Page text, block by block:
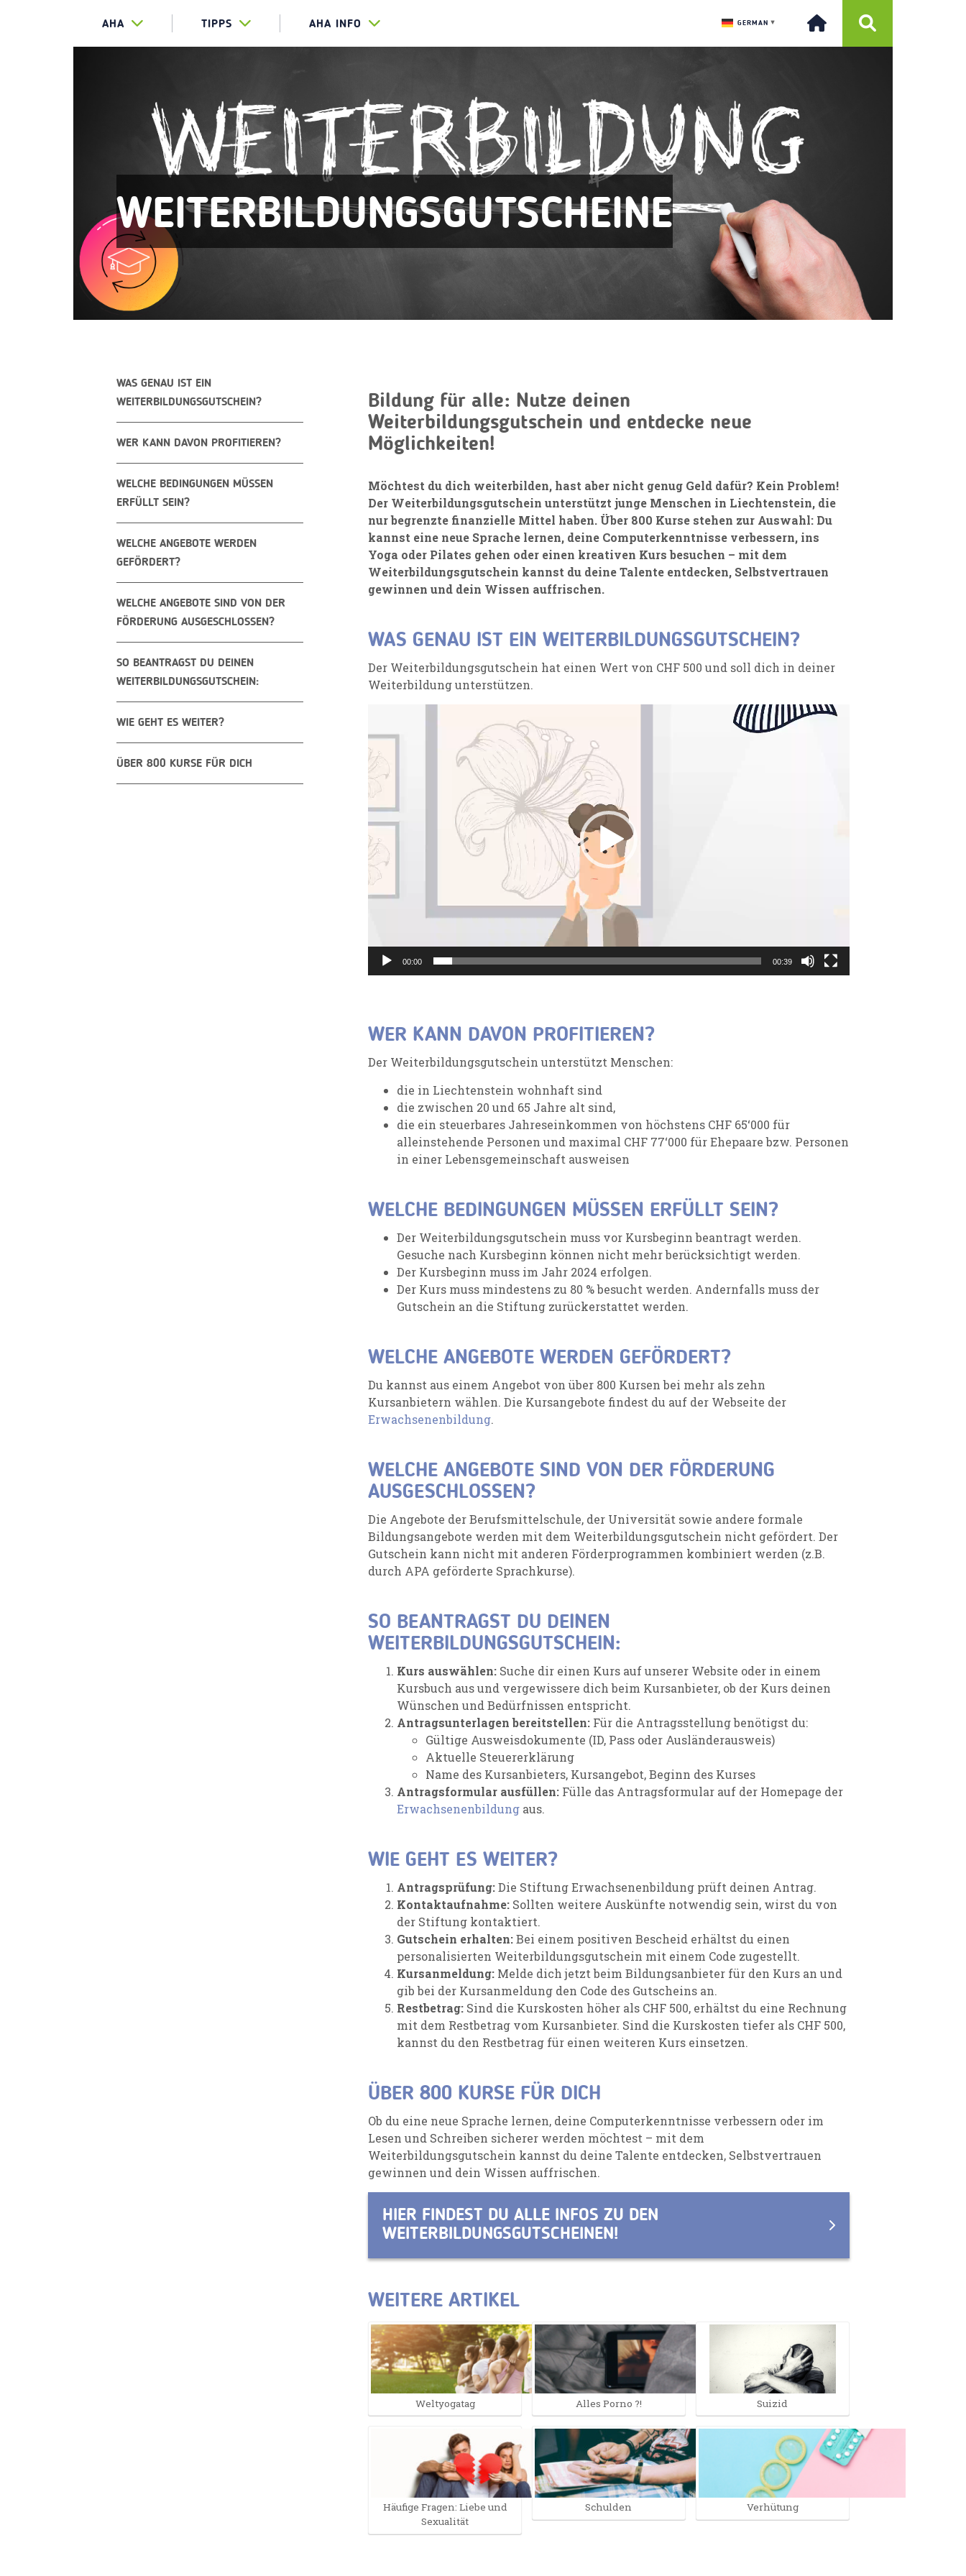
AHA TIPPS AHA INFO GERMAN ▼
WEITERBILDUNGSGUTSCHEINE
WAS GENAU IST EIN
WEITERBILDUNGSGUTSCHEIN?
WER KANN DAVON PROFITIEREN?
WELCHE BEDINGUNGEN MÜSSEN
ERFÜLLT SEIN?
WELCHE ANGEBOTE WERDEN
GEFÖRDERT?
WELCHE ANGEBOTE SIND VON DER
FÖRDERUNG AUSGESCHLOSSEN?
SO BEANTRAGST DU DEINEN
WEITERBILDUNGSGUTSCHEIN:
WIE GEHT ES WEITER?
ÜBER 800 KURSE FÜR DICH
Bildung für alle: Nutze deinen
Weiterbildungsgutschein und entdecke neue
Möglichkeiten!
Möchtest du dich weiterbilden, hast aber nicht genug Geld dafür? Kein Problem!
Der Weiterbildungsgutschein unterstützt junge Menschen in Liechtenstein, die
nur begrenzte finanzielle Mittel haben. Über 800 Kurse stehen zur Auswahl: Du
kannst eine neue Sprache lernen, deine Computerkenntnisse verbessern, ins
Yoga oder Pilates gehen oder einen kreativen Kurs besuchen – mit dem
Weiterbildungsgutschein kannst du deine Talente entdecken, Selbstvertrauen
gewinnen und dein Wissen auffrischen.
WAS GENAU IST EIN WEITERBILDUNGSGUTSCHEIN?
Der Weiterbildungsgutschein hat einen Wert von CHF 500 und soll dich in deiner
Weiterbildung unterstützen.
00:00 00:39
WER KANN DAVON PROFITIEREN?
Der Weiterbildungsgutschein unterstützt Menschen:
die in Liechtenstein wohnhaft sind
die zwischen 20 und 65 Jahre alt sind,
die ein steuerbares Jahreseinkommen von höchstens CHF 65‘000 für
alleinstehende Personen und maximal CHF 77‘000 für Ehepaare bzw. Personen
in einer Lebensgemeinschaft ausweisen
WELCHE BEDINGUNGEN MÜSSEN ERFÜLLT SEIN?
Der Weiterbildungsgutschein muss vor Kursbeginn beantragt werden.
Gesuche nach Kursbeginn können nicht mehr berücksichtigt werden.
Der Kursbeginn muss im Jahr 2024 erfolgen.
Der Kurs muss mindestens zu 80 % besucht werden. Andernfalls muss der
Gutschein an die Stiftung zurückerstattet werden.
WELCHE ANGEBOTE WERDEN GEFÖRDERT?
Du kannst aus einem Angebot von über 800 Kursen bei mehr als zehn
Kursanbietern wählen. Die Kursangebote findest du auf der Webseite der
Erwachsenenbildung.
WELCHE ANGEBOTE SIND VON DER FÖRDERUNG
AUSGESCHLOSSEN?
Die Angebote der Berufsmittelschule, der Universität sowie andere formale
Bildungsangebote werden mit dem Weiterbildungsgutschein nicht gefördert. Der
Gutschein kann nicht mit anderen Förderprogrammen kombiniert werden (z.B.
durch APA geförderte Sprachkurse).
SO BEANTRAGST DU DEINEN
WEITERBILDUNGSGUTSCHEIN:
Kurs auswählen: Suche dir einen Kurs auf unserer Website oder in einem
Kursbuch aus und vergewissere dich beim Kursanbieter, ob der Kurs deinen
Wünschen und Bedürfnissen entspricht.
Antragsunterlagen bereitstellen: Für die Antragsstellung benötigst du:
Gültige Ausweisdokumente (ID, Pass oder Ausländerausweis)
Aktuelle Steuererklärung
Name des Kursanbieters, Kursangebot, Beginn des Kurses
Antragsformular ausfüllen: Fülle das Antragsformular auf der Homepage der
Erwachsenenbildung aus.
WIE GEHT ES WEITER?
Antragsprüfung:Die Stiftung Erwachsenenbildung prüft deinen Antrag.
Kontaktaufnahme: Sollten weitere Auskünfte notwendig sein, wirst du von
der Stiftung kontaktiert.
Gutschein erhalten:Bei einem positiven Bescheid erhältst du einen
personalisierten Weiterbildungsgutschein mit einem Code zugestellt.
Kursanmeldung: Melde dich jetzt beim Bildungsanbieter für den Kurs an und
gib bei der Kursanmeldung den Code des Gutscheins an.
Restbetrag: Sind die Kurskosten höher als CHF 500, erhältst du eine Rechnung
mit dem Restbetrag vom Kursanbieter. Sind die Kurskosten tiefer als CHF 500,
kannst du den Restbetrag für einen weiteren Kurs einsetzen.
ÜBER 800 KURSE FÜR DICH
Ob du eine neue Sprache lernen, deine Computerkenntnisse verbessern oder im
Lesen und Schreiben sicherer werden möchtest – mit dem
Weiterbildungsgutschein kannst du deine Talente entdecken, Selbstvertrauen
gewinnen und dein Wissen auffrischen.
HIER FINDEST DU ALLE INFOS ZU DEN
WEITERBILDUNGSGUTSCHEINEN!
WEITERE ARTIKEL
Weltyogatag
Häufige Fragen: Liebe und
Sexualität
Alles Porno ?!
Schulden
Suizid
Verhütung